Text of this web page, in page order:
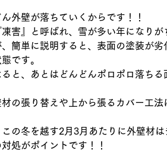
外壁が落ちていくからです！！
凍害』と呼ばれ、雪が多い年になり
簡単に説明すると、表面の塗装が
です。
と、あとはどんどんポロポロ落ちる
の張り替えや上から張るカバー工法
の冬を越す2月3月あたりに外壁材
処がポイントです！！